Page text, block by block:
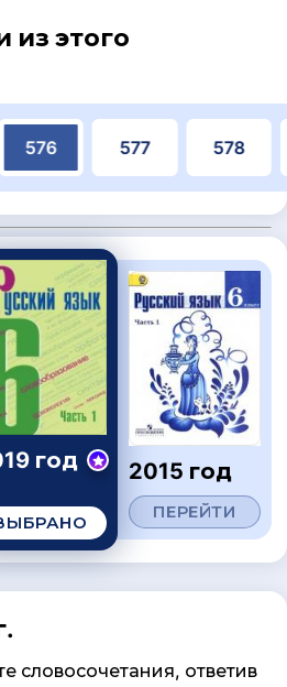
из этого
576 577 578
год 2015 год
ПЕРЕЙТИ
словосочетания, ответив